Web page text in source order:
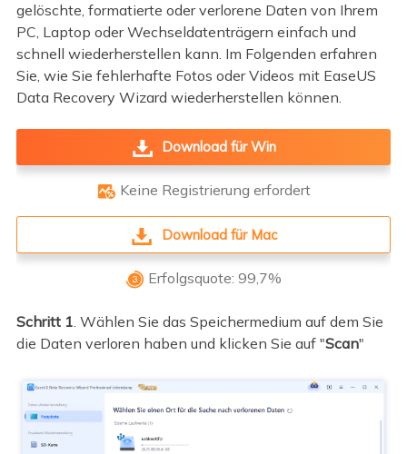
gelöschte, formatierte oder verlorene Daten von Ihrem
PC, Laptop oder Wechseldatenträgern einfach und
schnell wiederherstellen kann. Im Folgenden erfahren
Sie, wie Sie fehlerhafte Fotos oder Videos mit EaseUS
Data Recovery Wizard wiederherstellen können.
Download für Win
 Keine Registrierung erfordert
Download für Mac
 Erfolgsquote: 99,7%
Schritt 1. Wählen Sie das Speichermedium auf dem Sie
die Daten verloren haben und klicken Sie auf "Scan"